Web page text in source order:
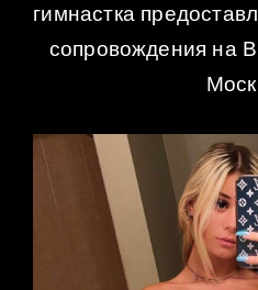
гимнастка
сопровождения на